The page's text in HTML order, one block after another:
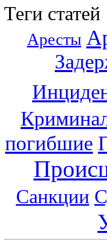
Теги статей
Аресты
погибшие
Санкции